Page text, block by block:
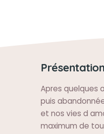
Présentation
Apres quelques
puis
et nos vies d
maximum de